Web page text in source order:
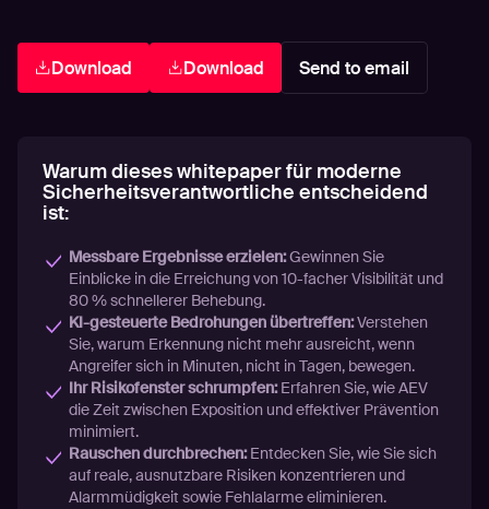
Download Download Send to email
Warum dieses whitepaper für moderne
Sicherheitsverantwortliche entscheidend
ist:
Messbare Ergebnisse erzielen:Gewinnen Sie
Einblicke in die Erreichung von 10-facher Visibilität und
80 % schnellerer Behebung.
KI-gesteuerte Bedrohungen übertreffen:Verstehen
Sie, warum Erkennung nicht mehr ausreicht, wenn
Angreifer sich in Minuten, nicht in Tagen, bewegen.
Ihr Risikofenster schrumpfen:Erfahren Sie, wie AEV
die Zeit zwischen Exposition und effektiver Prävention
minimiert.
Rauschen durchbrechen:Entdecken Sie, wie Sie sich
auf reale, ausnutzbare Risiken konzentrieren und
Alarmmüdigkeit sowie Fehlalarme eliminieren.